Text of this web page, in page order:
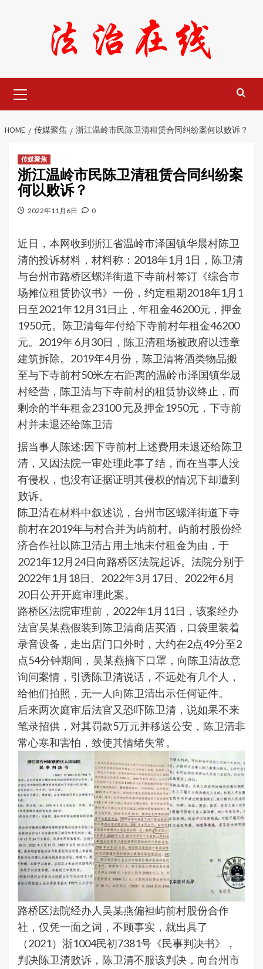
Menu
HOME 传媒聚焦 浙江温岭市民陈卫清租赁合同纠纷案何以败诉？
传媒聚焦
浙江温岭市民陈卫清租赁合同纠纷案
何以败诉？
2022年11月6日 0
近日，本网收到浙江省温岭市泽国镇华晨村陈卫
清的投诉材料，材料称：2018年1月1日，陈卫清
与台州市路桥区螺洋街道下寺前村签订《综合市
场摊位租赁协议书》一份，约定租期2018年1月1
日至2021年12月31日止，年租金46200元，押金
1950元。陈卫清每年付给下寺前村年租金46200
元。2019年 6月30日，陈卫清租场被政府以违章
建筑拆除。2019年4月份，陈卫清将酒类物品搬
至与下寺前村50米左右距离的温岭市泽国镇华晟
村经营，陈卫清与下寺前村的租赁协议终止，而
剩余的半年租金23100 元及押金1950元，下寺前
村并未退还给陈卫清
据当事人陈述:因下寺前村上述费用未退还给陈卫
清，又因法院一审处理此事了结，而在当事人没
有侵权，也没有证据证明其侵权的情况下却遭到
败诉。
陈卫清在材料中叙述说，台州市区螺洋街道下寺
前村在2019年与村合并为屿前村。屿前村股份经
济合作社以陈卫清占用土地未付租金为由，于
2021年12月24日向路桥区法院起诉。法院分别于
2022年1月18日、2022年3月17日、2022年6月
20日公开开庭审理此案。
路桥区法院审理前，2022年1月11日，该案经办
法官吴某燕假装到陈卫清商店买酒，口袋里装着
录音设备，走出店门口外时，大约在2点49分至2
点54分钟期间，吴某燕摘下口罩，向陈卫清故意
询问案情，引诱陈卫清说话，不远处有几个人，
给他们拍照，无一人向陈卫清出示任何证件。
后来两次庭审后法官又恐吓陈卫清，说如果不来
笔录招供，对其罚款5万元并移送公安，陈卫清非
常心寒和害怕，致使其情绪失常。
路桥区法院经办人吴某燕偏袒屿前村股份合作
社，仅凭一面之词，不顾事实，就出具了
（2021）浙1004民初7381号《民事判决书》，
判决陈卫清败诉，陈卫清不服该判决，向台州市